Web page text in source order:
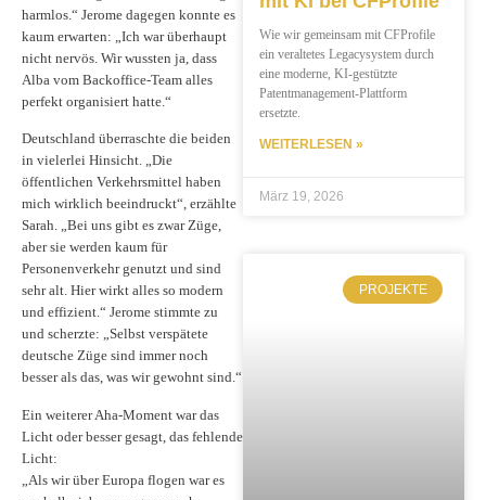
harmlos.“ Jerome dagegen konnte es
kaum erwarten: „Ich war überhaupt
nicht nervös. Wir wussten ja, dass
Alba vom Backoffice-Team alles
perfekt organisiert hatte.“
Deutschland überraschte die beiden
in vielerlei Hinsicht. „Die
öffentlichen Verkehrsmittel haben
mich wirklich beeindruckt“, erzählte
Sarah. „Bei uns gibt es zwar Züge,
aber sie werden kaum für
Personenverkehr genutzt und sind
sehr alt. Hier wirkt alles so modern
und effizient.“ Jerome stimmte zu
und scherzte: „Selbst verspätete
deutsche Züge sind immer noch
besser als das, was wir gewohnt sind.“
Ein weiterer Aha-Moment war das
Licht oder besser gesagt, das fehlende
Licht:
„Als wir über Europa flogen war es
Wie wir gemeinsam mit CFProfile
ein veraltetes Legacysystem durch
eine moderne, KI-gestützte
Patentmanagement-Plattform
ersetzte.
WEITERLESEN »
März 19, 2026
PROJEKTE